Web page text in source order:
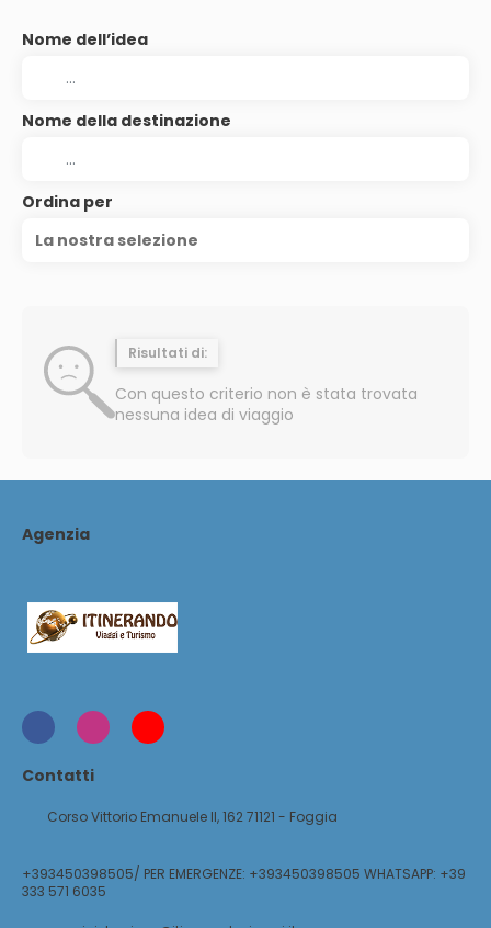
Nome dell’idea
Nome della destinazione
Ordina per
La nostra selezione
Risultati di:
Con questo criterio non è stata trovata
nessuna idea di viaggio
Agenzia
Contatti
Corso Vittorio Emanuele II, 162 71121 - Foggia
+393450398505/ PER EMERGENZE: +393450398505 WHATSAPP: +39
333 571 6035